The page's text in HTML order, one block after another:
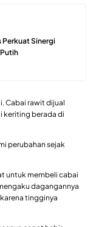
Perkuat Sinergi
Cabai rawit dijual
keriting berada di
perubahan sejak
untuk membeli cabai
dagangannya
tingginya